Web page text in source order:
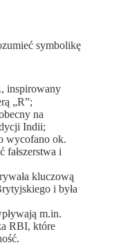
symbolikę
inspirowany
„R”;
na
Indii;
wycofano ok.
fałszerstwa i
kluczową
i była
m.in.
RBI, które